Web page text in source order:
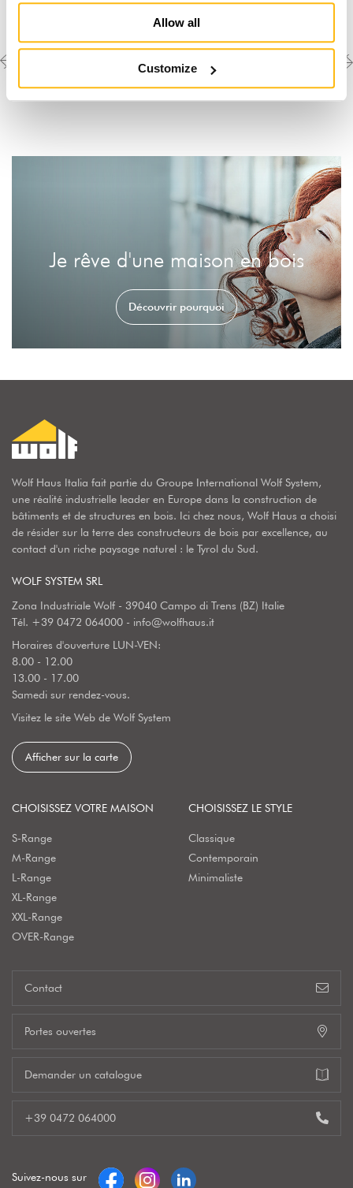
Allow all
Customize
Previous
Découvrez les autres
créations
Next
Je rêve d'une maison en bois
Découvrir pourquoi
Wolf Haus Italia fait partie du Groupe International Wolf System,
une réalité industrielle leader en Europe dans la construction de
bâtiments et de structures en bois. Ici chez nous, Wolf Haus a choisi
de résider sur la terre des constructeurs de bois par excellence, au
contact d'un riche paysage naturel : le Tyrol du Sud.
WOLF SYSTEM SRL
Zona Industriale Wolf - 39040 Campo di Trens (BZ) Italie
Tél. +39 0472 064000 - info@wolfhaus.it
Horaires d'ouverture LUN-VEN:
8.00 - 12.00
13.00 - 17.00
Samedi sur rendez-vous.
Visitez le site Web de Wolf System
Afficher sur la carte
CHOISISSEZ VOTRE MAISON
S-Range
M-Range
L-Range
XL-Range
XXL-Range
OVER-Range
CHOISISSEZ LE STYLE
Classique
Contemporain
Minimaliste
Contact
Portes ouvertes
Demander un catalogue
+39 0472 064000
Suivez-nous sur